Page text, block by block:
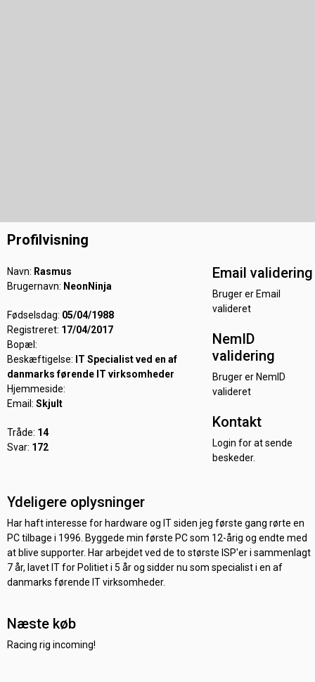
Profilvisning
Navn: Rasmus
Brugernavn: NeonNinja
Fødselsdag: 05/04/1988
Registreret: 17/04/2017
Bopæl:
Beskæftigelse: IT Specialist ved en af
danmarks førende IT virksomheder
Hjemmeside:
Email: Skjult
Tråde: 14
Svar: 172
Email validering
Bruger er Email
valideret
NemID
validering
Bruger er NemID
valideret
Kontakt
Login for at sende
beskeder.
Ydeligere oplysninger
Har haft interesse for hardware og IT siden jeg første gang rørte en
PC tilbage i 1996. Byggede min første PC som 12-årig og endte med
at blive supporter. Har arbejdet ved de to største ISP'er i sammenlagt
7 år, lavet IT for Politiet i 5 år og sidder nu som specialist i en af
danmarks førende IT virksomheder.
Næste køb
Racing rig incoming!